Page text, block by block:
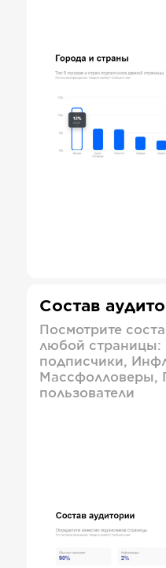
Состав
Посмотрите
любой
подписчики,
Массфолловеры,
пользователи